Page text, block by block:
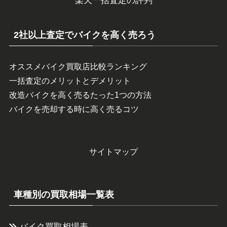
2社以上査定でバイクを高く売ろう
オススメバイク買取店比較ランキング
一括査定のメリットとデメリット
改造バイクを高く売るたった1つの方法
バイクを売却する時に高く売るコツ
サイトマップ
車種別の買取相場一覧表